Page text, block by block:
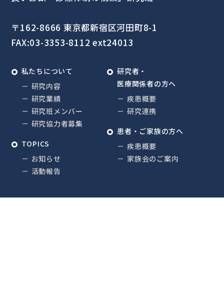
〒162-8666 東京都新宿区河田町8-1
FAX:03-3353-8112 ext24013
私たちについて
研究内容
研究業績
研究班メンバー
研究協力者募集
TOPICS
お知らせ
活動報告
研究者・
医療関係者の方へ
疾患概要
研究連携
患者・ご家族の方へ
疾患概要
家族会のご案内